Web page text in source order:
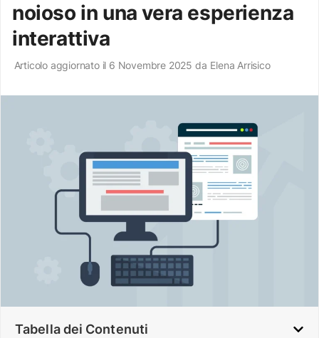
noioso in una vera esperienza
interattiva
Articolo aggiornato il 6 Novembre 2025 da Elena Arrisico
Tabella dei Contenuti